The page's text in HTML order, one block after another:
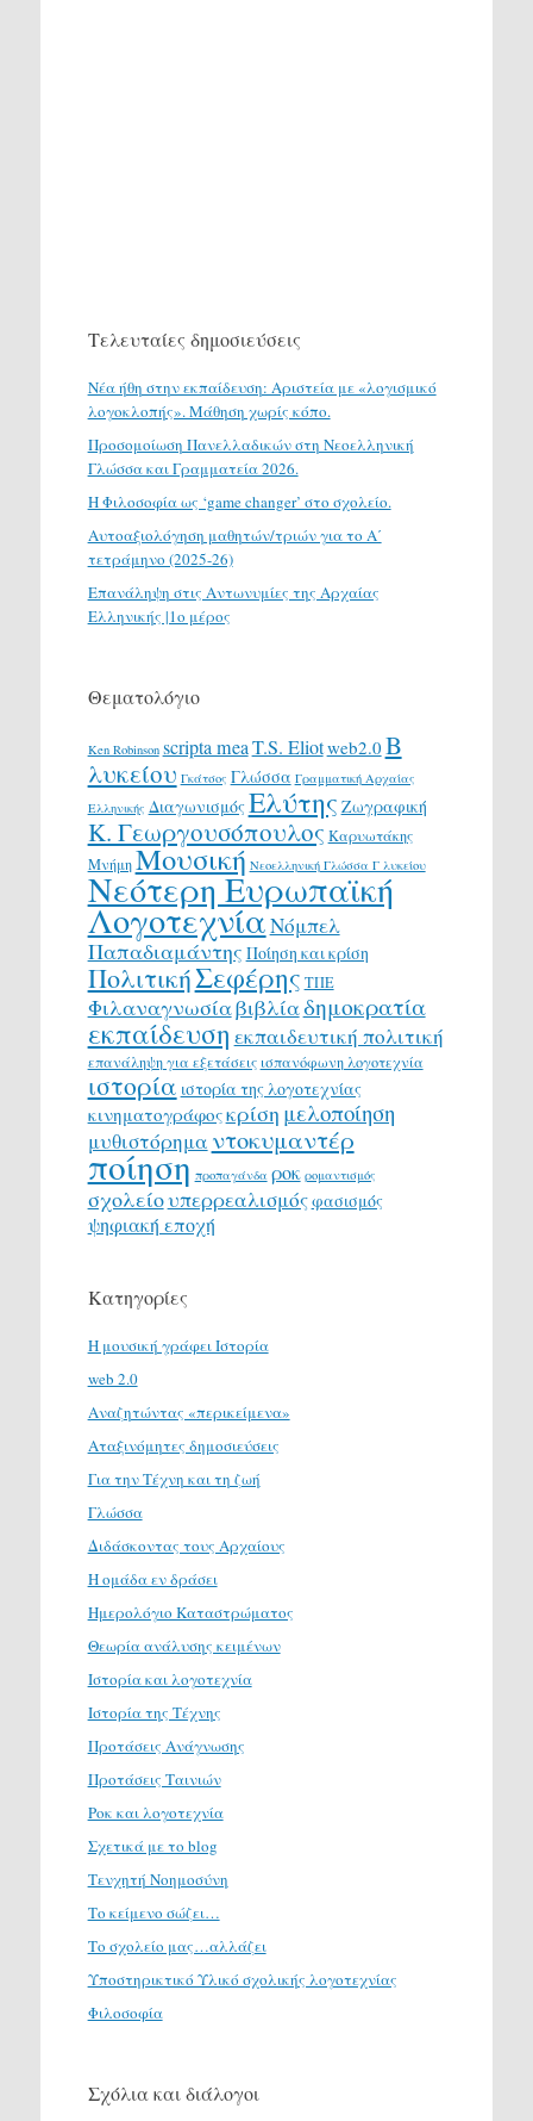
Τελευταίες δημοσιεύσεις
Νέα ήθη στην εκπαίδευση: Αριστεία με «λογισμικό
λογοκλοπής». Μάθηση χωρίς κόπο.
Προσομοίωση Πανελλαδικών στη Νεοελληνική
Γλώσσα και Γραμματεία 2026.
H Φιλοσοφία ως ‘game changer’ στο σχολείο.
Αυτοαξιολόγηση μαθητών/τριών για το Α΄
τετράμηνο (2025-26)
Επανάληψη στις Αντωνυμίες της Αρχαίας
Ελληνικής |1ο μέρος
Θεματολόγιο
Ken Robinson scripta meaT.S. Eliotweb2.0 Β
λυκείου Γκάτσος Γλώσσα Γραμματική Αρχαίας
Ελληνικής ΔιαγωνισμόςΕλύτης Ζωγραφική
Κ. Γεωργουσόπουλος Καρυωτάκης
ΜνήμηΜουσική Νεοελληνική Γλώσσα Γ λυκείου
Νεότερη Ευρωπαϊκή
ΛογοτεχνίαΝόμπελ
Παπαδιαμάντης Ποίηση και κρίση
ΠολιτικήΣεφέρης ΤΠΕ
Φιλαναγνωσίαβιβλίαδημοκρατία
εκπαίδευση εκπαιδευτική πολιτική
επανάληψη για εξετάσεις ισπανόφωνη λογοτεχνία
ιστορία ιστορία της λογοτεχνίας
κινηματογράφοςκρίση μελοποίηση
μυθιστόρημα ντοκυμαντέρ
ποίηση προπαγάνδα ροκ ρομαντισμός
σχολείουπερρεαλισμόςφασισμός
ψηφιακή εποχή
Κατηγορίες
H μουσική γράφει Ιστορία
web 2.0
Αναζητώντας «περικείμενα»
Αταξινόμητες δημοσιεύσεις
Για την Τέχνη και τη ζωή
Γλώσσα
Διδάσκοντας τους Αρχαίους
Η ομάδα εν δράσει
Ημερολόγιο Καταστρώματος
Θεωρία ανάλυσης κειμένων
Ιστορία και λογοτεχνία
Ιστορία της Τέχνης
Προτάσεις Ανάγνωσης
Προτάσεις Ταινιών
Ροκ και λογοτεχνία
Σχετικά με το blog
Τενχητή Νοημοσύνη
Το κείμενο σώζει…
Το σχολείο μας…αλλάζει
Υποστηρικτικό Υλικό σχολικής λογοτεχνίας
Φιλοσοφία
Σχόλια και διάλογοι